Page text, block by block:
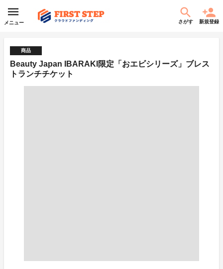
メニュー さがす 新規登録
商品
Beauty Japan IBARAKI限定「おエビシリーズ」ブレス
トランチチケット